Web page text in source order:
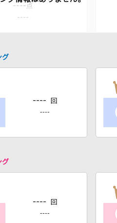
---- 点
----
グ
---- 回
----
グ
---- 回
----